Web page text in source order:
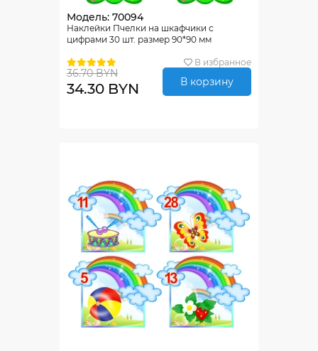
Модель: 70094
Наклейки Пчелки на шкафчики с
цифрами 30 шт. размер 90*90 мм
В избранное
36.70 BYN
34.30 BYN В корзину